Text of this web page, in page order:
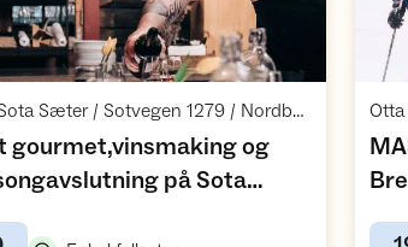
Åpne aktivitet
DNT Sota Sæter / Sotvegen 1279 / Nordberg
gourmet,vinsmaking og
på Sota
DNT